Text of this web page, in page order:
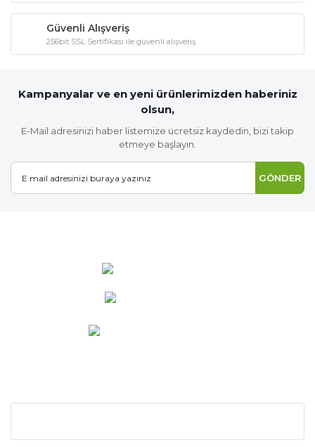
Güvenli Alışveriş
256bit SSL Sertifikası ile güvenli alışveriş
Kampanyalar ve en yeni ürünlerimizden haberiniz
olsun,
E-Mail adresinizi haber listemize ücretsiz kaydedin, bizi takip
etmeye başlayın.
GÖNDER